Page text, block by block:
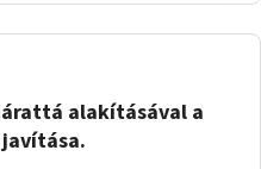
alakításával a